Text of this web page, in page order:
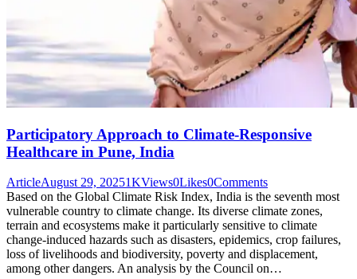
Participatory Approach to Climate-Responsive
Healthcare in Pune, India
ArticleAugust 29, 20251KViews0Likes0Comments
Based on the Global Climate Risk Index, India is the seventh most
vulnerable country to climate change. Its diverse climate zones,
terrain and ecosystems make it particularly sensitive to climate
change-induced hazards such as disasters, epidemics, crop failures,
loss of livelihoods and biodiversity, poverty and displacement,
among other dangers. An analysis by the Council on…